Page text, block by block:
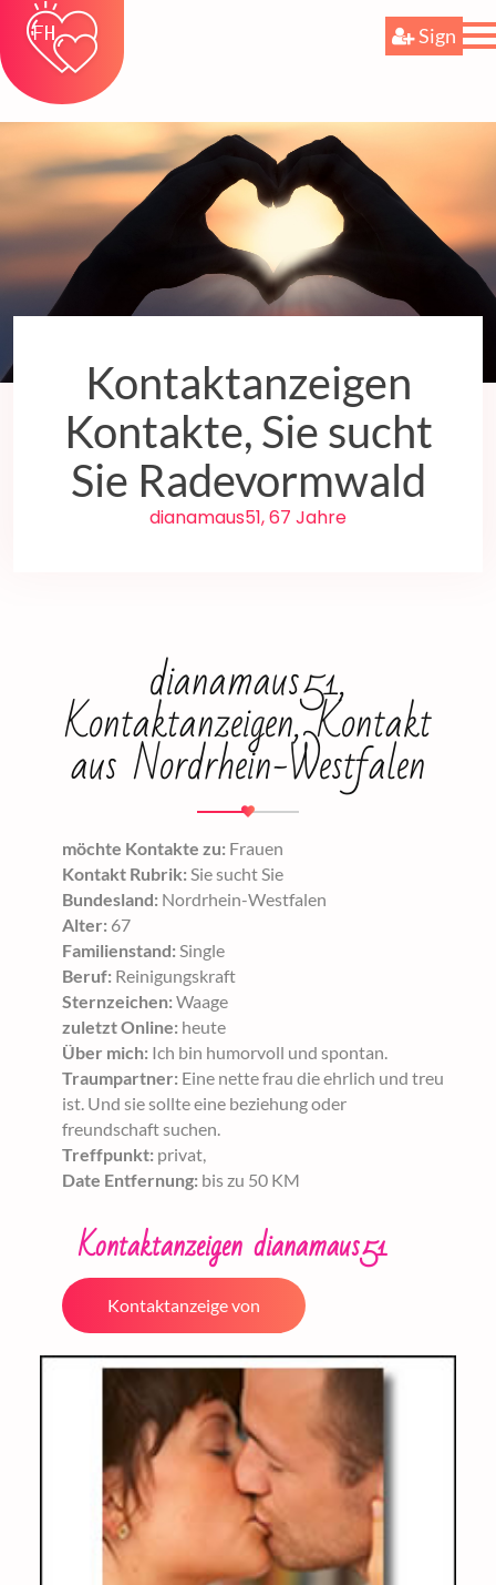
Sign
Kontaktanzeigen
Kontakte, Sie sucht
Sie Radevormwald
dianamaus51, 67 Jahre
dianamaus51,
Kontaktanzeigen, Kontakt
aus Nordrhein-Westfalen
möchte Kontakte zu: Frauen
Kontakt Rubrik: Sie sucht Sie
Bundesland: Nordrhein-Westfalen
Alter: 67
Familienstand: Single
Beruf: Reinigungskraft
Sternzeichen: Waage
zuletzt Online: heute
Über mich: Ich bin humorvoll und spontan.
Traumpartner: Eine nette frau die ehrlich und treu
ist. Und sie sollte eine beziehung oder
freundschaft suchen.
Treffpunkt: privat,
Date Entfernung: bis zu 50 KM
Kontaktanzeigen dianamaus51
Kontaktanzeige von
dianamaus51 ansehen